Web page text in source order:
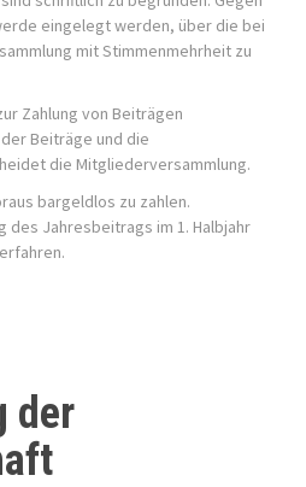
eingelegt werden, über die bei
mit Stimmenmehrheit zu
Zahlung von Beiträgen
Beiträge und die
die Mitgliederversammlung.
bargeldlos zu zahlen.
des Jahresbeitrags im 1. Halbjahr
der